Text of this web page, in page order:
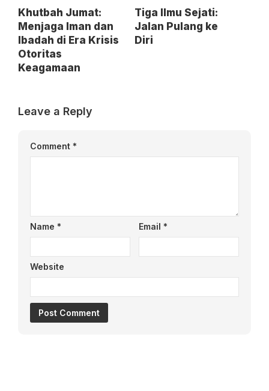
Khutbah Jumat:
Menjaga Iman dan
Ibadah di Era Krisis
Otoritas
Keagamaan
Tiga Ilmu Sejati:
Jalan Pulang ke
Diri
Leave a Reply
Comment *
Name * Email *
Website